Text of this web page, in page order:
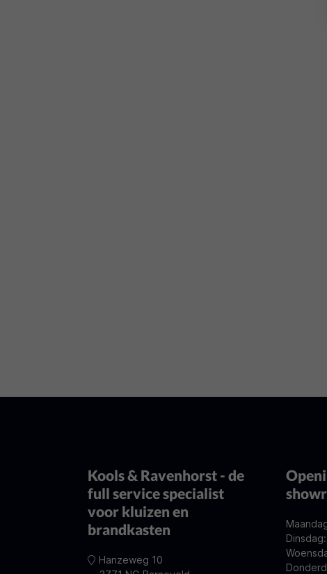
Kools & Ravenhorst - de
full service specialist
voor kluizen en
brandkasten
Hanzeweg 10
Dinsdag: